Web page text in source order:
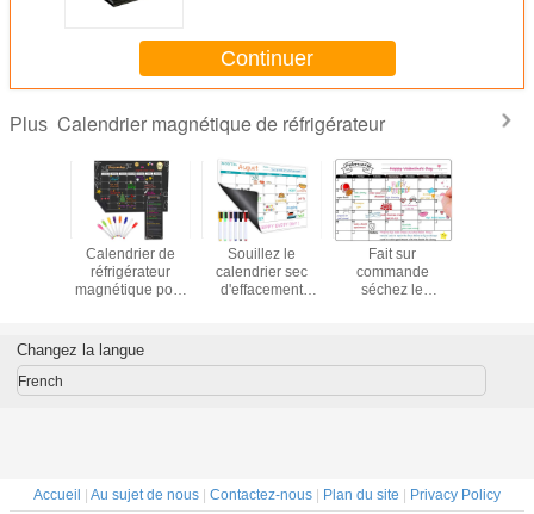
Couche Magnétique Puissante
pour la Maison et la Cuisine
Continuer
Plus Calendrier magnétique de réfrigérateur
pour
Calendrier de
réfrigérateur
magnétique pour
Souillez le
calendrier sec
d'effacement
le réfrigérateur
Fait sur
commande
séchez le
d'effacement,
hebdomadaire
Changez la langue
French
Accueil Au sujet de nous Contactez-nous Plan du site Privacy Policy